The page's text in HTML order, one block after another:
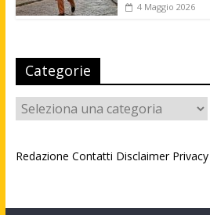
4 Maggio 2026
Categorie
Categorie
Redazione Contatti Disclaimer Privacy